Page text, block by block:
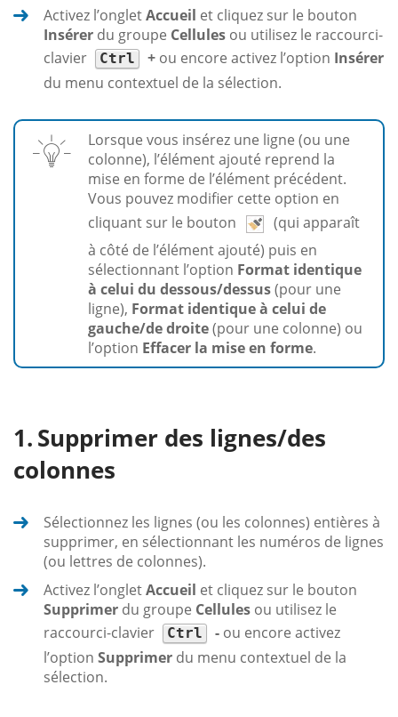
Activez l’ongletAccueil et cliquez sur le bouton
Insérer du groupe Cellules ou utilisez le raccourci-
clavier
Ctrl + ou encore activez l’option Insérer
du menu contextuel de la sélection.
Lorsque vous insérez une ligne (ou une
colonne), l’élément ajouté reprend la
mise en forme de l’élément précédent.
Vous pouvez modifier cette option en
cliquant sur le bouton
(qui apparaît
à côté de l’élément ajouté) puis en
sélectionnant l’option Format identique
à celui du dessous/dessus(pour une
ligne), Format identique à celui de
gauche/de droite(pour une colonne) ou
l’option Effacer la mise en forme.
Supprimer des lignes/des
colonnes
Sélectionnez les lignes (ou les colonnes) entières à
supprimer, en sélectionnant les numéros de lignes
(ou lettres de colonnes).
Activez l’ongletAccueil et cliquez sur le bouton
Supprimer du groupe Cellules ou utilisez le
raccourci-clavier
Ctrl - ou encore activez
l’option Supprimer du menu contextuel de la
sélection.